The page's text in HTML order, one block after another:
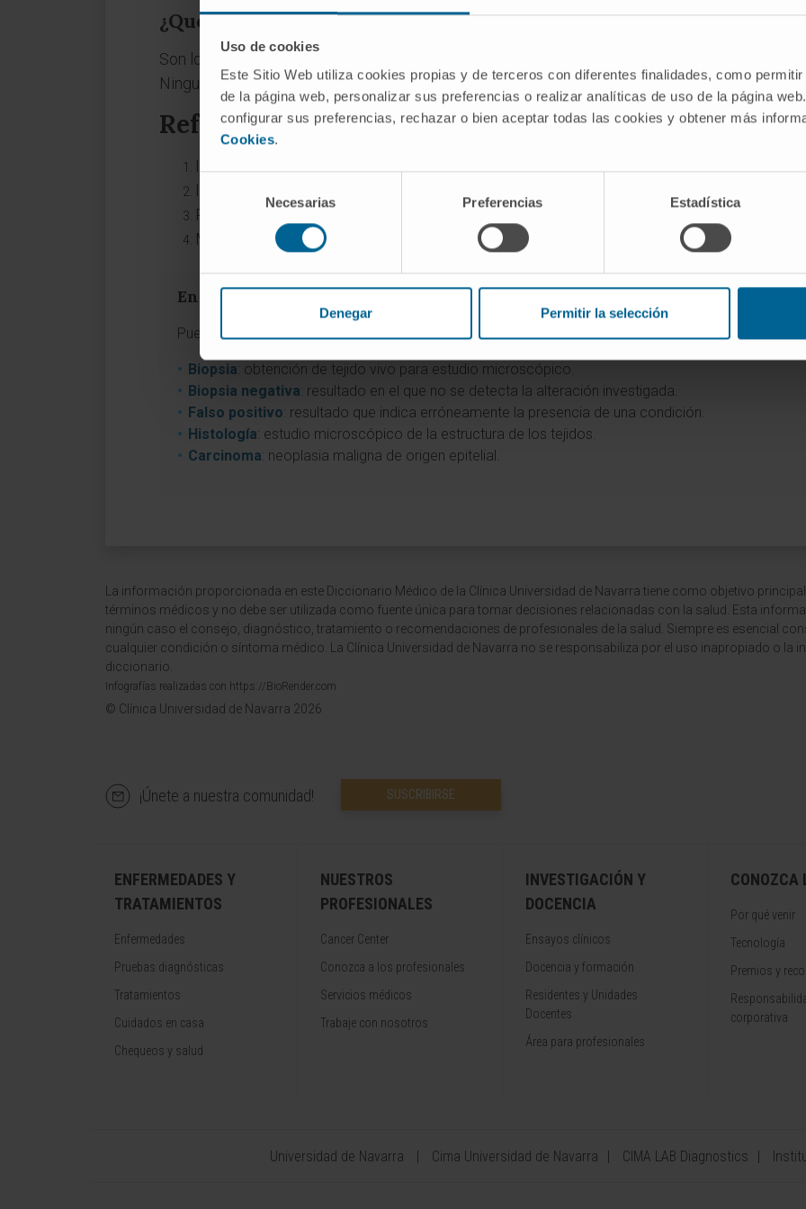
Uso de cookies
Este Sitio Web utiliza cookies propias y de terceros con diferentes finalidades, como
de la página web, personalizar sus preferencias o realizar analíticas de uso de la página
configurar sus preferencias, rechazar o bien aceptar todas las cookies y obtener más
Cookies.
consentimiento
Necesarias Preferencias Estadística
Denegar Permitir la selección
¿Qué relación tiene con la biopsia negativa?
Son los dos resultados posibles de un estudio histológico: la
Ninguno de los dos términos es sinónimo de «bueno» o «malo» en sentido coloquial.
Referencias
Instituto Nacional del Cáncer (NCI).
Instituto Nacional del Cáncer (NCI).
Real Academia Española.
MedlinePlus.
Biopsia
Entradas relacionadas en el diccionario
Puede ampliar estos conceptos consultando:
Biopsia: obtención de tejido vivo para estudio microscópico.
Biopsia negativa: resultado en el que no se detecta la alteración investigada.
Falso positivo: resultado que indica erróneamente la presencia de una condición.
Histología: estudio microscópico de la estructura de los tejidos.
Carcinoma: neoplasia maligna de origen epitelial.
La información proporcionada en este Diccionario Médico de la Clínica Universidad de Navarra tiene como objetivo
términos médicos y no debe ser utilizada como fuente única para tomar decisiones relacionadas con la salud. Esta
ningún caso el consejo, diagnóstico, tratamiento o recomendaciones de profesionales de la salud. Siempre es esencial
cualquier condición o síntoma médico. La Clínica Universidad de Navarra no se responsabiliza por el uso inapropiado o la
diccionario.
Infografías realizadas con https://BioRender.com
© Clínica Universidad de Navarra 2026
¡Únete a nuestra comunidad! SUSCRIBIRSE
ENFERMEDADES Y
TRATAMIENTOS
Enfermedades
Pruebas diagnósticas
Tratamientos
Cuidados en casa
Chequeos y salud
NUESTROS
PROFESIONALES
Cancer Center
Conozca a los profesionales
Servicios médicos
Trabaje con nosotros
INVESTIGACIÓN Y
DOCENCIA
Ensayos clínicos
Docencia y formación
Residentes y Unidades
Docentes
Área para profesionales
CONOZCA
Por qué venir
Tecnología
Premios y
corporativa
Universidad de Navarra Cima Universidad de Navarra CIMA LAB Diagnostics